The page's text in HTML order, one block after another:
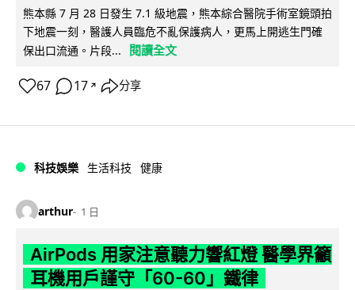
熊本縣 7 月 28 日發生 7.1 級地震，熊本綜合醫院手術室鏡頭拍
下地震一刻，醫護人員臨危不亂保護病人，更馬上開逃生門確
保出口流通。片段...
閱讀全文
67 17 ↗ 分享
科技娛樂 生活科技 健康
arthur 1 日
AirPods 用家注意聽力響紅燈 醫學界籲
耳機用戶謹守「60-60」鐵律